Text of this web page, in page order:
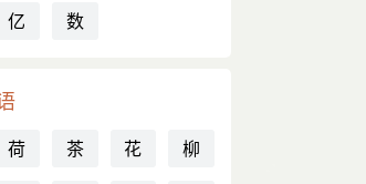
亿 数
荷 茶 花
柳